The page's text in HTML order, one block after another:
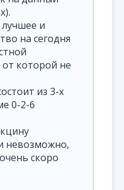
и
на сегодня
которой не
из 3-х
0-2-6
невозможно,
скоро